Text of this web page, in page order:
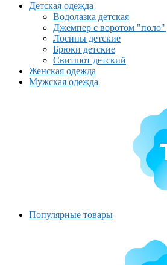
Детская одежда
Водолазка детская
Джемпер с воротом "поло"
Лосины детские
Брюки детские
Свитшот детский
Женская одежда
Мужская одежда
Популярные товары